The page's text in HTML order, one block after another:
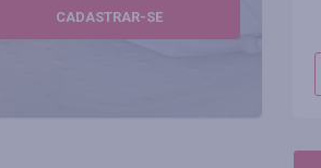
CADASTRAR-SE